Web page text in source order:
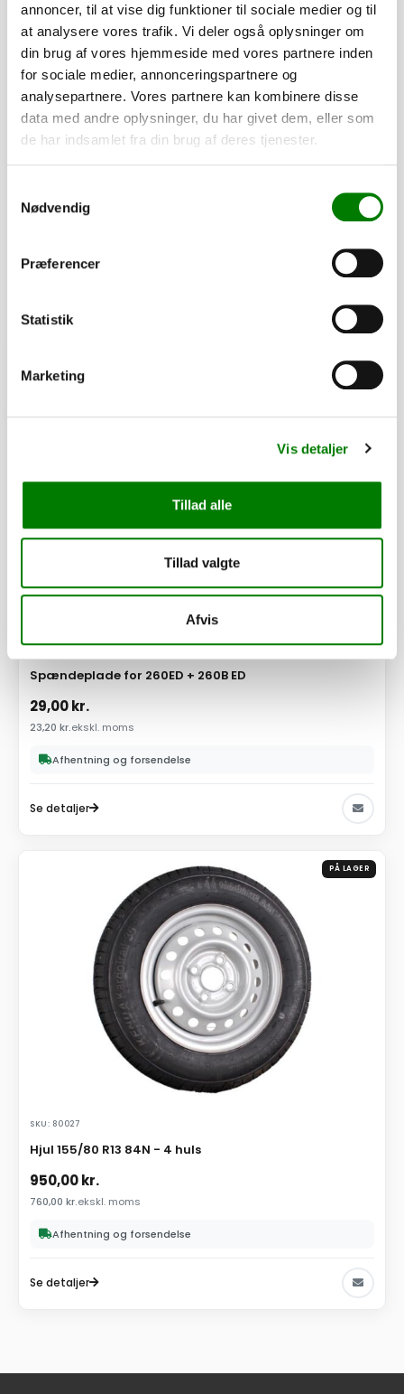
annoncer, til at vise dig funktioner til sociale medier og til
at analysere vores trafik. Vi deler også oplysninger om
din brug af vores hjemmeside med vores partnere inden
for sociale medier, annonceringspartnere og
analysepartnere. Vores partnere kan kombinere disse
data med andre oplysninger, du har givet dem, eller som
de har indsamlet fra din brug af deres tjenester.
Nødvendig
Præferencer
Statistik
Marketing
Vis detaljer
Tillad alle
Tillad valgte
Afvis
Surringsøje 41x26mm, D-ring
SKU: 101911
Spændeplade for 260ED + 260B ED
29,00kr.
23,20 kr.ekskl. moms
Afhentning og forsendelse
Se detaljer
PÅ LAGER
SKU: 80027
Hjul 155/80 R13 84N - 4 huls
950,00kr.
760,00 kr.ekskl. moms
Afhentning og forsendelse
Se detaljer